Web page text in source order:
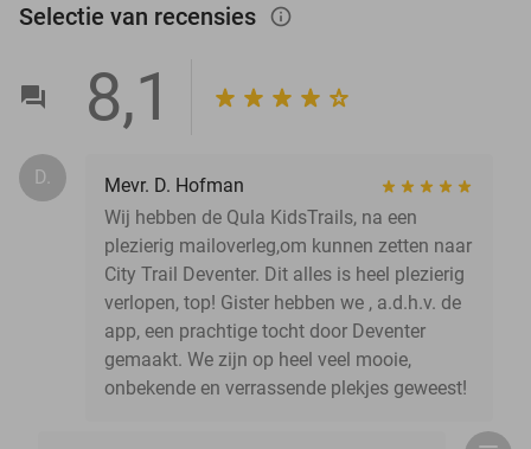
Selectie van recensies info_outlined
8,1
D.
Mevr. D. Hofman
Wij hebben de Qula KidsTrails, na een
plezierig mailoverleg,om kunnen zetten naar
City Trail Deventer. Dit alles is heel plezierig
verlopen, top! Gister hebben we , a.d.h.v. de
app, een prachtige tocht door Deventer
gemaakt. We zijn op heel veel mooie,
onbekende en verrassende plekjes geweest!